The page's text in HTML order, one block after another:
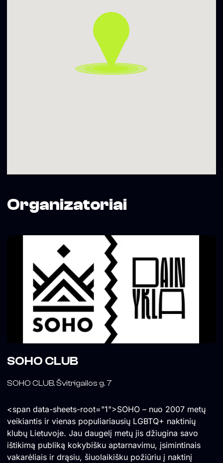
Gauk PROMO kodą įėjimui – siųsk SMS su tekstu SOHO
SESTADIENIS numeriu +370 699 19092
Daugiau informacijos – www.sohoclub.lt
Soho Dainyklos projekto veiklas iš dalies finansuoja Vilniaus
miesto savivaldybė
Organizatoriai
SOHO CLUB
SOHO CLUB. Švitrigailos g. 7
<span data-sheets-root="1">SOHO – nuo 2007 metų
veikiantis ir vienas populiariausių LGBTQ+ naktinių
klubų Lietuvoje. Jau daugelį metų jis džiugina savo
ištikimą publiką kokybišku aptarnavimu, įsimintinais
vakarėliais ir drąsiu, šiuolaikišku požiūriu į naktinį